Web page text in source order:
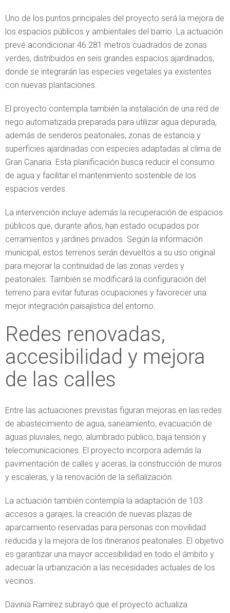
Uno de los puntos principales del proyecto será la mejora de
los espacios públicos y ambientales del barrio. La actuación
prevé acondicionar 46.281 metros cuadrados de zonas
verdes, distribuidos en seis grandes espacios ajardinados,
donde se integrarán las especies vegetales ya existentes
con nuevas plantaciones.
El proyecto contempla también la instalación de una red de
riego automatizada preparada para utilizar agua depurada,
además de senderos peatonales, zonas de estancia y
superficies ajardinadas con especies adaptadas al clima de
Gran Canaria. Esta planificación busca reducir el consumo
de agua y facilitar el mantenimiento sostenible de los
espacios verdes.
La intervención incluye además la recuperación de espacios
públicos que, durante años, han estado ocupados por
cerramientos y jardines privados. Según la información
municipal, estos terrenos serán devueltos a su uso original
para mejorar la continuidad de las zonas verdes y
peatonales. También se modificará la configuración del
terreno para evitar futuras ocupaciones y favorecer una
mejor integración paisajística del entorno.
Redes renovadas,
accesibilidad y mejora
de las calles
Entre las actuaciones previstas figuran mejoras en las redes
de abastecimiento de agua, saneamiento, evacuación de
aguas pluviales, riego, alumbrado público, baja tensión y
telecomunicaciones. El proyecto incorpora además la
pavimentación de calles y aceras, la construcción de muros
y escaleras, y la renovación de la señalización.
La actuación también contempla la adaptación de 103
accesos a garajes, la creación de nuevas plazas de
aparcamiento reservadas para personas con movilidad
reducida y la mejora de los itinerarios peatonales. El objetivo
es garantizar una mayor accesibilidad en todo el ámbito y
adecuar la urbanización a las necesidades actuales de los
vecinos.
Davinia Ramírez subrayó que el proyecto actualiza